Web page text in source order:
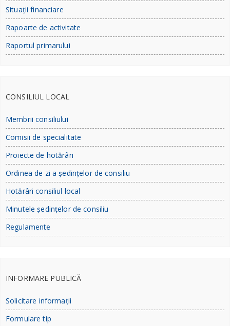
Situații financiare
Rapoarte de activitate
Raportul primarului
CONSILIUL LOCAL
Membrii consiliului
Comisii de specialitate
Proiecte de hotărâri
Ordinea de zi a ședințelor de consiliu
Hotărâri consiliul local
Minutele ședințelor de consiliu
Regulamente
INFORMARE PUBLICĂ
Solicitare informații
Formulare tip